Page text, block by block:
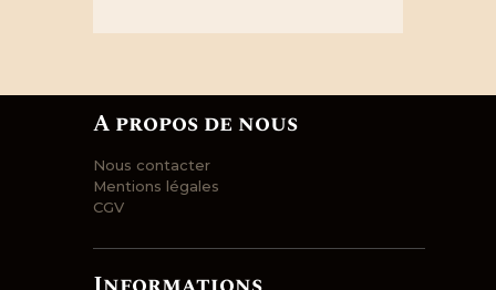
A propos de nous
Nous contacter
Mentions légales
CGV